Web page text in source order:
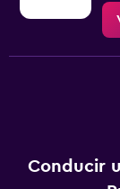
Conducir